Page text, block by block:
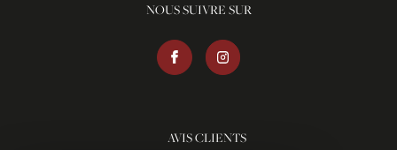
NOUS SUIVRE SUR
AVIS CLIENTS